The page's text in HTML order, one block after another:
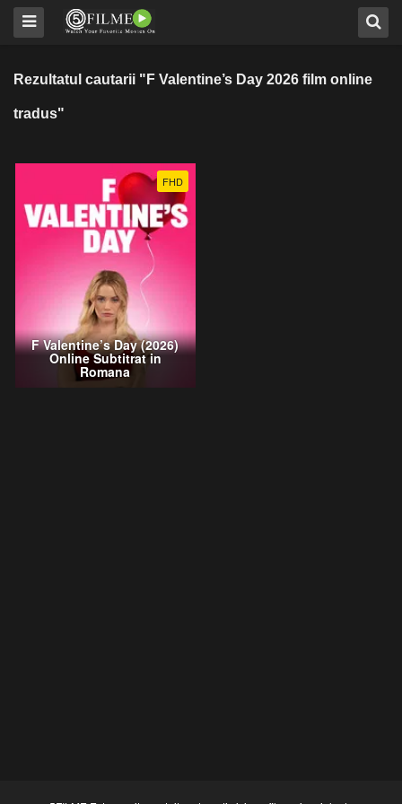
Rezultatul cautarii "F Valentine’s Day 2026 film online
tradus"
FHD
F Valentine’s Day (2026)
Online Subtitrat in
Romana